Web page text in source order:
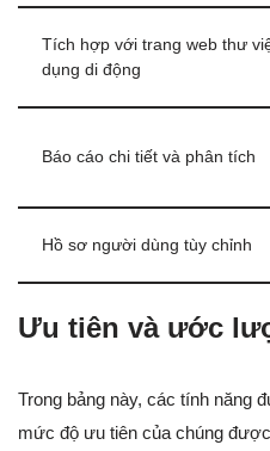
Tích hợp với trang web thư
dụng di động
Báo cáo chi tiết và phân tích
Hồ sơ người dùng tùy chỉnh
Ưu tiên và ước
Trong bảng này, các tính năng
mức độ ưu tiên của chúng